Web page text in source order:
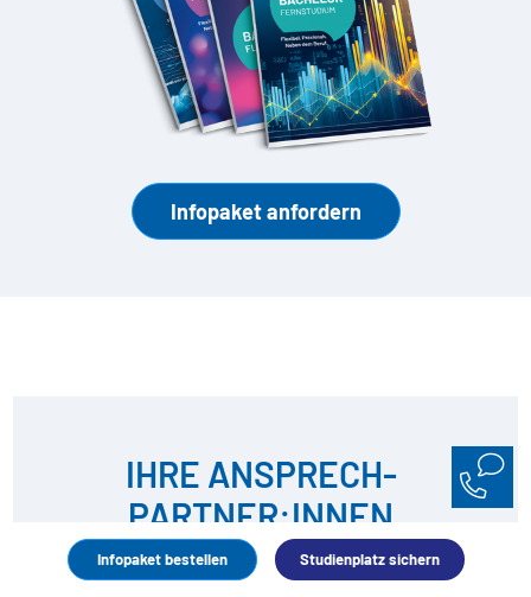
Infopaket bestellen Studienplatz sichern
Infopaket anfordern
IHRE ANSPRECH­
PARTNER:INNEN